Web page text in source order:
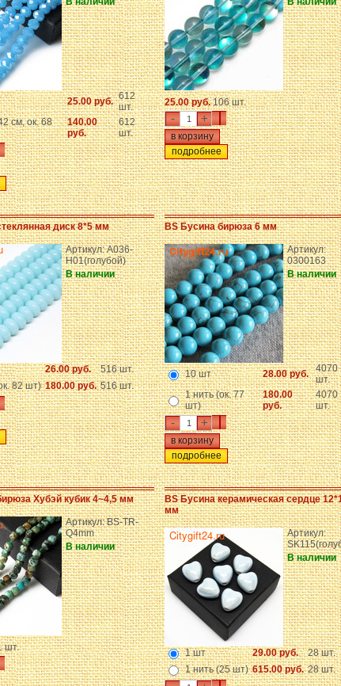
25.00 руб. 612
шт.
см, ок. 68
140.00
руб.
612
шт.
25.00 руб.106 шт.
- +
подробнее
диск 8*5 мм
Артикул: A036-
H01(голубой)
В наличии
26.00 руб.
516 шт.
82 шт) 180.00 руб. 516 шт.
BS Бусина бирюза 6 мм
Артикул:
0300163
В наличии
10 шт 28.00 руб.
4070
шт.
1 нить (ок. 77
шт)
180.00
руб.
4070
шт.
- +
подробнее
Хубэй кубик 4~4,5 мм
Артикул: BS-TR-
Q4mm
В наличии
шт.
BS Бусина керамическая сердце
мм
Артикул:
В наличии
1 шт 29.00 руб.
28 шт.
1 нить (25 шт) 615.00 руб. 28 шт.